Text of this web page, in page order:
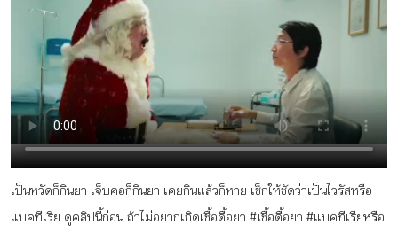
สื่อของแคมเปญ
กิจกรรม
หัวข้อที่เราแนะนำ
เป็นหวัดก็กินยา เจ็บคอก็กินยา เคยกินแล้วก็หาย เช็กให้ชัดว่าเป็นไวรัสหรือ
แบคทีเรีย ดูคลิปนี้ก่อน ถ้าไม่อยากเกิดเชื้อดื้อยา #เชื้อดื้อยา #แบคทีเรียหรือ